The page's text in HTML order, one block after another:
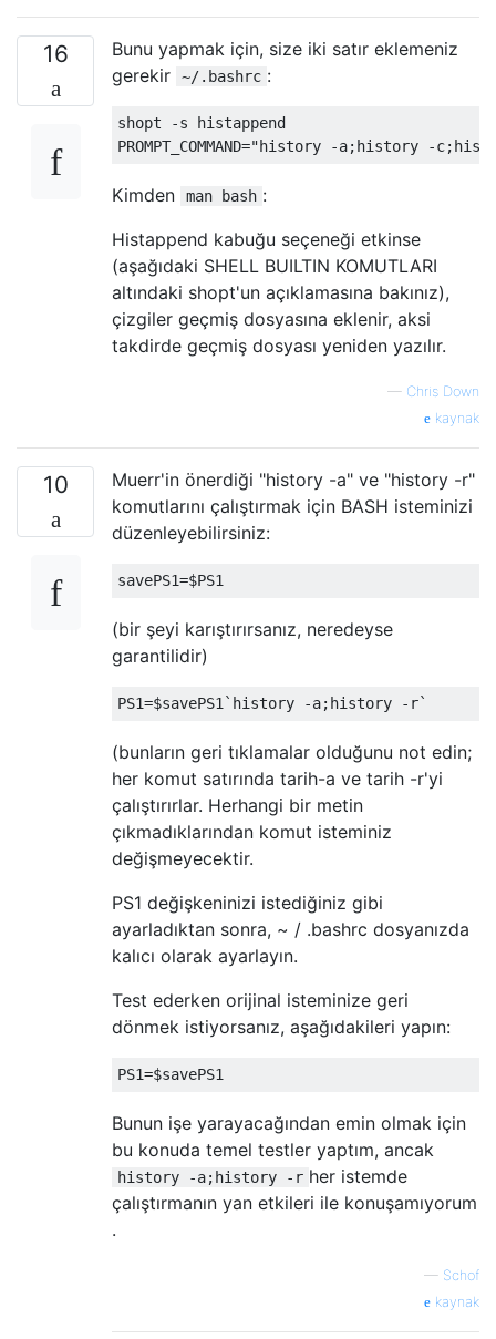
16
Bunu yapmak için, size iki satır eklemeniz
gerekir
~/.bashrc :
shopt -s histappend
PROMPT_COMMAND="history -a;history -c;history -
Kimden man bash :
Histappend kabuğu seçeneği etkinse
(aşağıdaki SHELL BUILTIN KOMUTLARI
altındaki shopt'un açıklamasına bakınız),
çizgiler geçmiş dosyasına eklenir, aksi
takdirde geçmiş dosyası yeniden yazılır.
— Chris Down
kaynak
10
Muerr'in önerdiği "history -a" ve "history -r"
komutlarını çalıştırmak için BASH isteminizi
düzenleyebilirsiniz:
savePS1=$PS1
(bir şeyi karıştırırsanız, neredeyse
garantilidir)
PS1=$savePS1 `history -a;history -r`
(bunların geri tıklamalar olduğunu not edin;
her komut satırında tarih-a ve tarih -r'yi
çalıştırırlar. Herhangi bir metin
çıkmadıklarından komut isteminiz
değişmeyecektir.
PS1 değişkeninizi istediğiniz gibi
ayarladıktan sonra, ~ / .bashrc dosyanızda
kalıcı olarak ayarlayın.
Test ederken orijinal isteminize geri
dönmek istiyorsanız, aşağıdakileri yapın:
PS1=$savePS1
Bunun işe yarayacağından emin olmak için
bu konuda temel testler yaptım, ancak
history -a;history -r her istemde
çalıştırmanın yan etkileri ile konuşamıyorum
.
— Schof
kaynak